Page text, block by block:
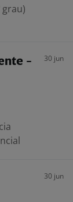
grau)
-
30 jun
30 jun